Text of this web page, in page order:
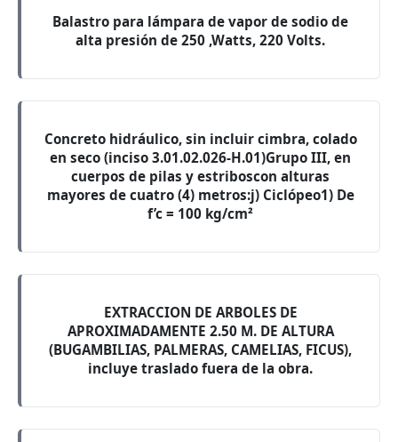
Balastro para lámpara de vapor de sodio de
alta presión de 250 ,Watts, 220 Volts.
Concreto hidráulico, sin incluir cimbra, colado
en seco (inciso 3.01.02.026-H.01)Grupo III, en
cuerpos de pilas y estriboscon alturas
mayores de cuatro (4) metros:j) Ciclópeo1) De
f’c = 100 kg/cm²
EXTRACCION DE ARBOLES DE
APROXIMADAMENTE 2.50 M. DE ALTURA
(BUGAMBILIAS, PALMERAS, CAMELIAS, FICUS),
incluye traslado fuera de la obra.